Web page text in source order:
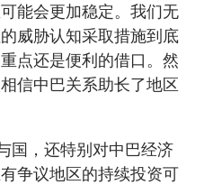
能会更加稳定。我们无
威胁认知采取措施到底
点还是便利的借口。然
信中巴关系助长了地区
国，还特别对中巴经济
争议地区的持续投资可